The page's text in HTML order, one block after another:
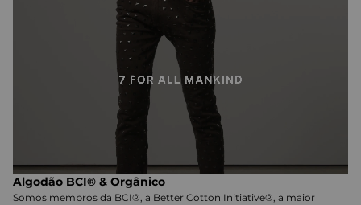
Algodão BCI® & Orgânico
Somos membros da BCI®, a Better Cotton Initiative®, a maior